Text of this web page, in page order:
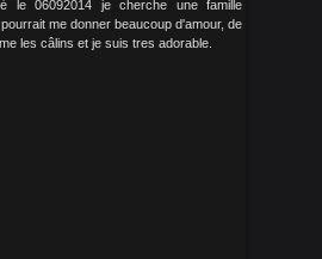
le 06092014 je cherche une famille
me donner beaucoup d'amour, de
les câlins et je suis tres adorable.